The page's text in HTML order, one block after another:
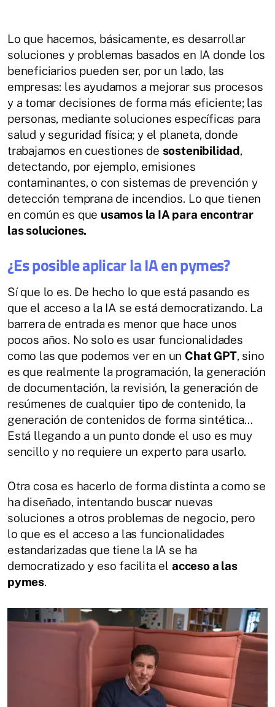
Lo que hacemos, básicamente, es desarrollar
soluciones y problemas basados en IA donde los
beneficiarios pueden ser, por un lado, las
empresas: les ayudamos a mejorar sus procesos
y a tomar decisiones de forma más eficiente; las
personas, mediante soluciones específicas para
salud y seguridad física; y el planeta, donde
trabajamos en cuestiones de sostenibilidad,
detectando, por ejemplo, emisiones
contaminantes, o con sistemas de prevención y
detección temprana de incendios. Lo que tienen
en común es que usamos la IA para encontrar
las soluciones.
¿Es posible aplicar la IA en pymes?
Sí que lo es. De hecho lo que está pasando es
que el acceso a la IA se está democratizando. La
barrera de entrada es menor que hace unos
pocos años. No solo es usar funcionalidades
como las que podemos ver en un Chat GPT, sino
es que realmente la programación, la generación
de documentación, la revisión, la generación de
resúmenes de cualquier tipo de contenido, la
generación de contenidos de forma sintética…
Está llegando a un punto donde el uso es muy
sencillo y no requiere un experto para usarlo.
Otra cosa es hacerlo de forma distinta a como se
ha diseñado, intentando buscar nuevas
soluciones a otros problemas de negocio, pero
lo que es el acceso a las funcionalidades
estandarizadas que tiene la IA se ha
democratizado y eso facilita el acceso a las
pymes.